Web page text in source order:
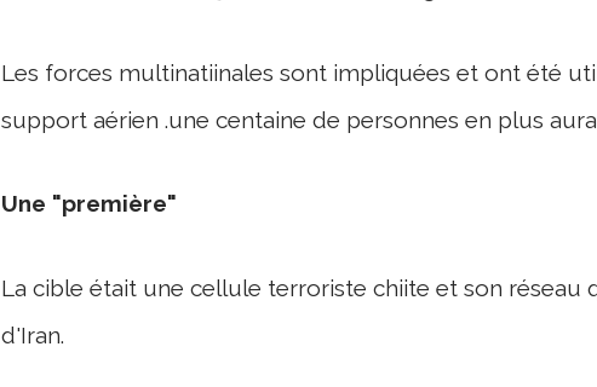
Les forces multinatiinales sont impliquées et ont été
support aérien .une centaine de personnes en plus
Une "première"
La cible était une cellule terroriste chiite et son réseau
d'Iran.